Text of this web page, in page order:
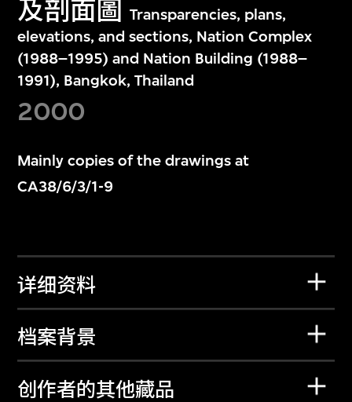
及剖面圖
Transparencies, plans,
elevations, and sections, Nation Complex
(1988–1995) and Nation Building (1988–
1991), Bangkok, Thailand
2000
Mainly copies of the drawings at
CA38/6/3/1-9
详细资料
档案背景
创作者的其他藏品